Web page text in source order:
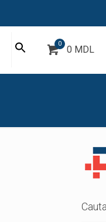
0
0 MDL
Cauta